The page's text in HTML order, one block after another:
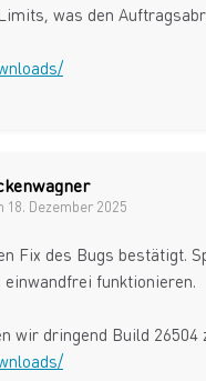
was den
18. Dezember 2025
Fix des Bugs bestätigt.
funktionieren.
wir dringend Build